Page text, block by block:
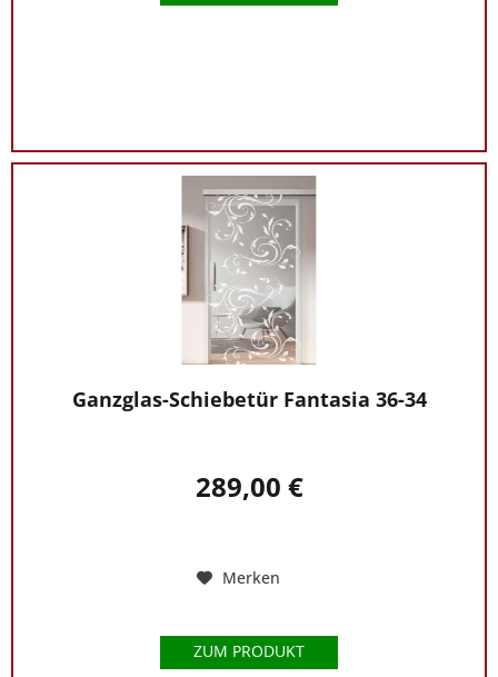
Ganzglas-Schiebetür Fantasia 36-34
289,00 €
Merken
ZUM PRODUKT